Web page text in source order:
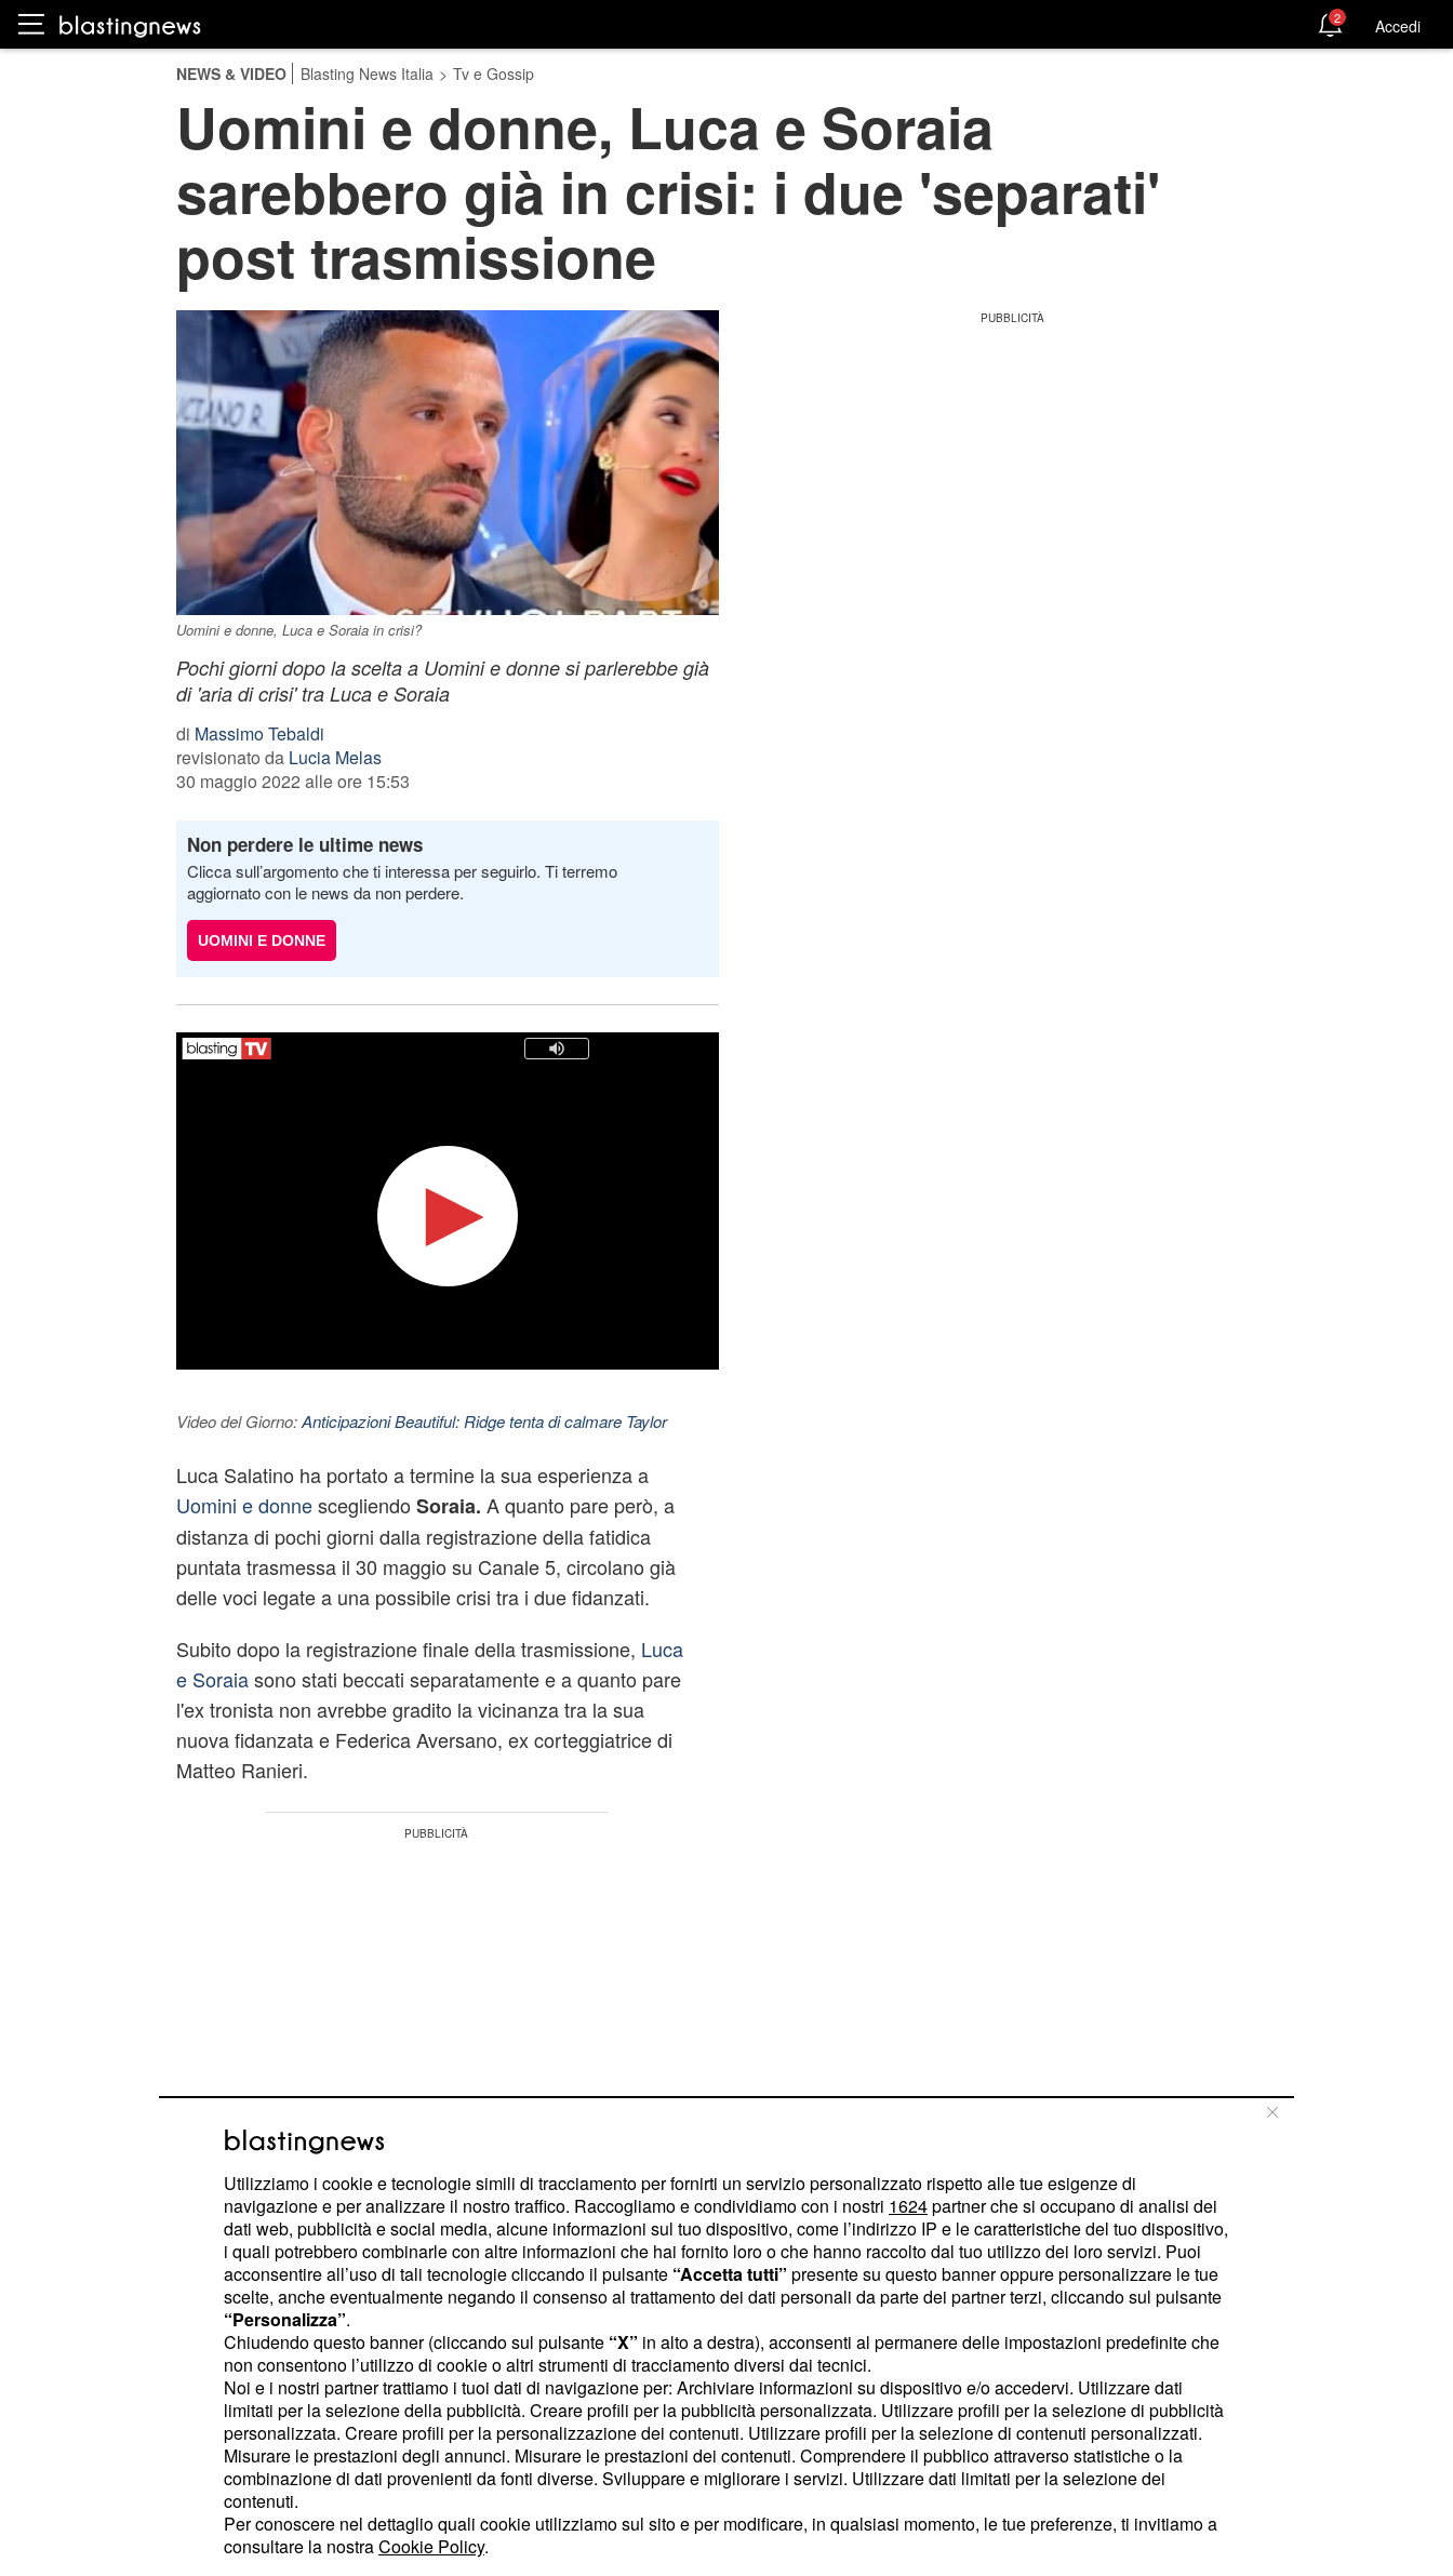
2 Accedi
NEWS & VIDEO Blasting News Italia > Tv e Gossip
Uomini e donne, Luca e Soraia
sarebbero già in crisi: i due 'separati'
post trasmissione
Uomini e donne, Luca e Soraia in crisi?
Pochi giorni dopo la scelta a Uomini e donne si parlerebbe già
di 'aria di crisi' tra Luca e Soraia
di Massimo Tebaldi
revisionato da Lucia Melas
30 maggio 2022 alle ore 15:53
Non perdere le ultime news
Clicca sull’argomento che ti interessa per seguirlo. Ti terremo
aggiornato con le news da non perdere.
UOMINI E DONNE
Video del Giorno:Anticipazioni Beautiful: Ridge tenta di calmare Taylor
Luca Salatino ha portato a termine la sua esperienza a
Uomini e donnescegliendo Soraia. A quanto pare però, a
distanza di pochi giorni dalla registrazione della fatidica
puntata trasmessa il 30 maggio su Canale 5, circolano già
delle voci legate a una possibile crisi tra i due fidanzati.
Subito dopo la registrazione finale della trasmissione, Luca
e Soraiasono stati beccati separatamente e a quanto pare
l'ex tronista non avrebbe gradito la vicinanza tra la sua
nuova fidanzata e Federica Aversano, ex corteggiatrice di
Matteo Ranieri.
Si parla già di crisi tra Luca e Soraia
dopo Uomini e donne
Nel dettaglio, dopo un percorso decisamente turbolento,
Luca Salatino ha portato a termine la sua esperienza a
Uomini e donne e ha deciso di coronare il suo sogno
d'amore con Soraia.
È stata lei ad avere la meglio battendo così al rush finale
l'altra pretendente Lilli, che ha dovuto fare i conti con un
rifiuto decisamente inaspettato non solo da lei, ma anche da
parte degli spettatori stessi che hanno seguito il trono di
Utilizziamo i cookie e tecnologie simili di tracciamento per fornirti un servizio personalizzato rispetto alle tue esigenze di
navigazione e per analizzare il nostro traffico. Raccogliamo e condividiamo con i nostri 1624partner che si occupano di analisi dei
dati web, pubblicità e social media, alcune informazioni sul tuo dispositivo, come l’indirizzo IP e le caratteristiche del tuo dispositivo,
i quali potrebbero combinarle con altre informazioni che hai fornito loro o che hanno raccolto dal tuo utilizzo dei loro servizi. Puoi
acconsentire all’uso di tali tecnologie cliccando il pulsante “Accetta tutti” presente su questo banner oppure personalizzare le tue
scelte, anche eventualmente negando il consenso al trattamento dei dati personali da parte dei partner terzi, cliccando sul pulsante
“Personalizza”.
Chiudendo questo banner (cliccando sul pulsante “X” in alto a destra), acconsenti al permanere delle impostazioni predefinite che
non consentono l’utilizzo di cookie o altri strumenti di tracciamento diversi dai tecnici.
Noi e i nostri partner trattiamo i tuoi dati di navigazione per: Archiviare informazioni su dispositivo e/o accedervi. Utilizzare dati
limitati per la selezione della pubblicità. Creare profili per la pubblicità personalizzata. Utilizzare profili per la selezione di pubblicità
personalizzata. Creare profili per la personalizzazione dei contenuti. Utilizzare profili per la selezione di contenuti personalizzati.
Misurare le prestazioni degli annunci. Misurare le prestazioni dei contenuti. Comprendere il pubblico attraverso statistiche o la
combinazione di dati provenienti da fonti diverse. Sviluppare e migliorare i servizi. Utilizzare dati limitati per la selezione dei
contenuti.
Per conoscere nel dettaglio quali cookie utilizziamo sul sito e per modificare, in qualsiasi momento, le tue preferenze, ti invitiamo a
consultare la nostraCookie Policy.